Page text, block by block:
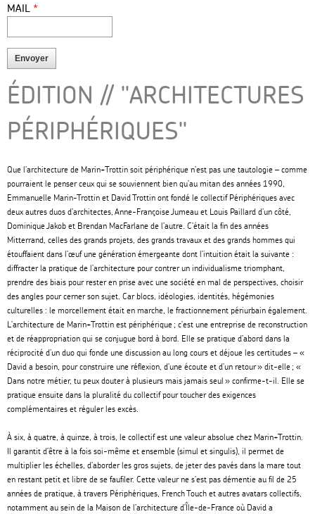
MAIL *
ÉDITION // "ARCHITECTURES
PÉRIPHÉRIQUES"
Que l’architecture de Marin+Trottin soit périphérique n’est pas une tautologie – comme
pourraient le penser ceux qui se souviennent bien qu’au mitan des années 1990,
Emmanuelle Marin-Trottin et David Trottin ont fondé le collectif Périphériques avec
deux autres duos d’architectes, Anne-Françoise Jumeau et Louis Paillard d’un côté,
Dominique Jakob et Brendan MacFarlane de l’autre. C’était la fin des années
Mitterrand, celles des grands projets, des grands travaux et des grands hommes qui
étouffaient dans l’œuf une génération émergeante dont l’intuition était la suivante :
diffracter la pratique de l’architecture pour contrer un individualisme triomphant,
prendre des biais pour rester en prise avec une société en mal de perspectives, choisir
des angles pour cerner son sujet. Car blocs, idéologies, identités, hégémonies
culturelles : le morcellement était en marche, le fractionnement périurbain également.
L’architecture de Marin+Trottin est périphérique ; c’est une entreprise de reconstruction
et de réappropriation qui se conjugue bord à bord. Elle se pratique d’abord dans la
réciprocité d’un duo qui fonde une discussion au long cours et déjoue les certitudes – «
David a besoin, pour construire une réflexion, d’une écoute et d’un retour » dit-elle ; «
Dans notre métier, tu peux douter à plusieurs mais jamais seul » confirme-t-il. Elle se
pratique ensuite dans la pluralité du collectif pour toucher des exigences
complémentaires et réguler les excès.
À six, à quatre, à quinze, à trois, le collectif est une valeur absolue chez Marin+Trottin.
Il garantit d’être à la fois soi-même et ensemble (simul et singulis), il permet de
multiplier les échelles, d’aborder les gros sujets, de jeter des pavés dans la mare tout
en restant petit et libre de se faufiler. Cette valeur ne s’est pas démentie au fil de 25
années de pratique, à travers Périphériques, French Touch et autres avatars collectifs,
notamment au sein de la Maison de l’architecture d’Île-de-France où David a